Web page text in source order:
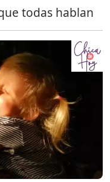
todas hablan